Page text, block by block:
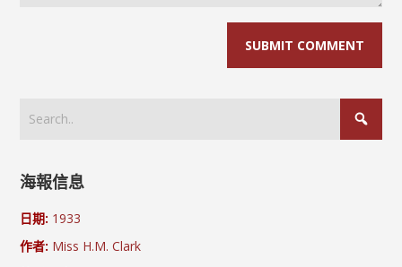
海報信息
日期: 1933
作者: Miss H.M. Clark